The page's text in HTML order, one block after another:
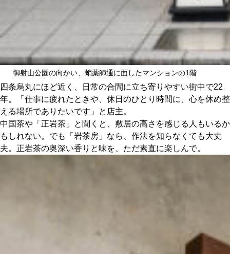
御射山公園の向かい、蛸薬師通に面したマンションの1階
四条烏丸にほど近く、日常の合間に立ち寄りやすい街中で22
年。「仕事に疲れたときや、休日のひとり時間に、心を休め整
える場所でありたいです」と店主。
中国茶や「正岩茶」と聞くと、敷居の高さを感じる人もいるか
もしれない。でも「岩茶房」なら、作法を知らなくても大丈
夫。正岩茶の奥深い香りと味を、ただ素直に楽しんで。